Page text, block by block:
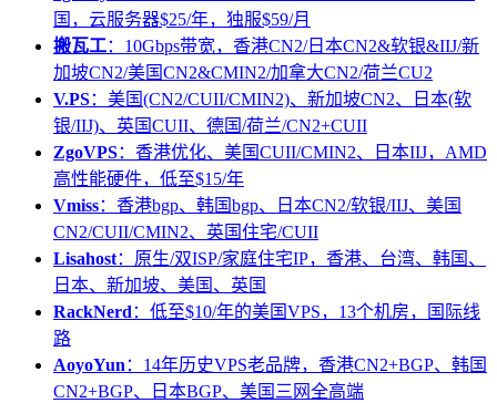
国，云服务器$25/年，独服$59/月
搬瓦工：10Gbps带宽，香港CN2/日本CN2&软银&IIJ/新
加坡CN2/美国CN2&CMIN2/加拿大CN2/荷兰CU2
V.PS：美国(CN2/CUII/CMIN2)、新加坡CN2、日本(软
银/IIJ)、英国CUII、德国/荷兰/CN2+CUII
ZgoVPS：香港优化、美国CUII/CMIN2、日本IIJ，AMD
高性能硬件，低至$15/年
Vmiss：香港bgp、韩国bgp、日本CN2/软银/IIJ、美国
CN2/CUII/CMIN2、英国住宅/CUII
Lisahost：原生/双ISP/家庭住宅IP，香港、台湾、韩国、
日本、新加坡、美国、英国
RackNerd ：低至$10/年的美国VPS，13个机房，国际线
路
AoyoYun ：14年历史VPS老品牌，香港CN2+BGP、韩国
CN2+BGP、日本BGP、美国三网全高端